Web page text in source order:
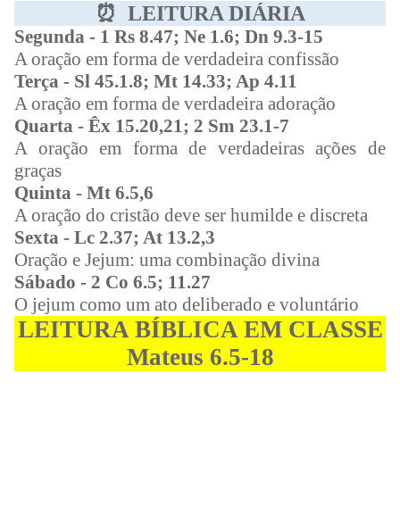
⏰ LEITURA DIÁRIA
Segunda - 1 Rs 8.47; Ne 1.6; Dn 9.3-15
A oração em forma de verdadeira confissão
Terça - Sl 45.1.8; Mt 14.33; Ap 4.11
A oração em forma de verdadeira adoração
Quarta - Êx 15.20,21; 2 Sm 23.1-7
A oração em forma de verdadeiras ações de
graças
Quinta - Mt 6.5,6
A oração do cristão deve ser humilde e discreta
Sexta - Lc 2.37; At 13.2,3
Oração e Jejum: uma combinação divina
Sábado - 2 Co 6.5; 11.27
O jejum como um ato deliberado e voluntário
LEITURA BÍBLICA EM CLASSE
Mateus 6.5-18